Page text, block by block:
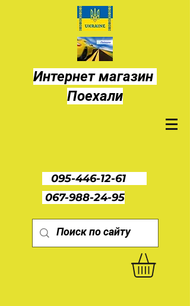
Интернет магазин
Поехали
095-446-12-61
067-988-24-95